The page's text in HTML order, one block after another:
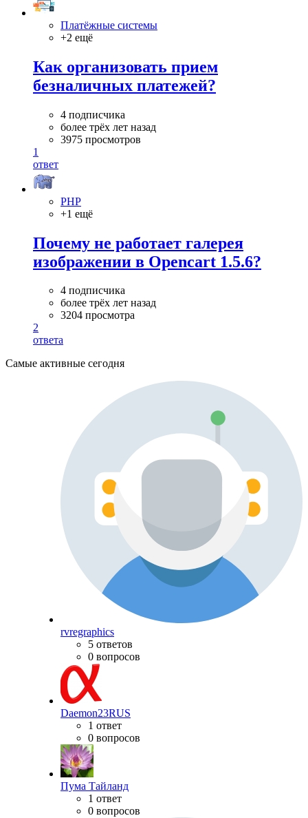
Платёжные системы
+2 ещё
Как организовать прием
безналичных платежей?
4 подписчика
более трёх лет назад
3975 просмотров
1
ответ
PHP
+1 ещё
Почему не работает галерея
изображении в Opencart 1.5.6?
4 подписчика
более трёх лет назад
3204 просмотра
2
ответа
Самые активные сегодня
rvregraphics
5 ответов
0 вопросов
Daemon23RUS
1 ответ
0 вопросов
Пума Тайланд
1 ответ
0 вопросов